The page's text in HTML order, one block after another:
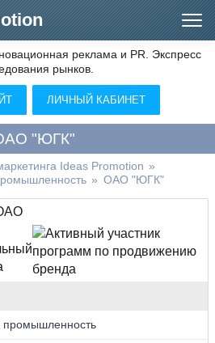
рынка)
реклама и PR. Экспресс
рынков.
ЛИЧНЫЙ КАБИНЕТ
"ЮГК"
Ideas Promotion »
» ОАО "ЮГК"
промышленность